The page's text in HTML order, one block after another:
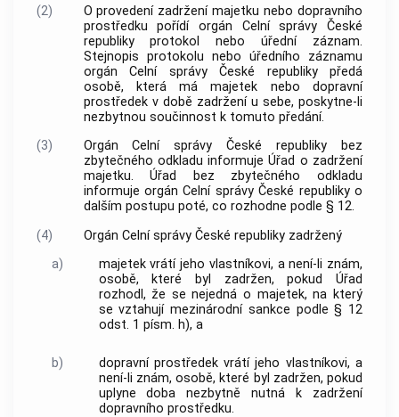
(2)
O provedení zadržení majetku nebo dopravního
prostředku pořídí orgán Celní správy České
republiky protokol nebo úřední záznam.
Stejnopis protokolu nebo úředního záznamu
orgán Celní správy České republiky předá
osobě, která má majetek nebo dopravní
prostředek v době zadržení u sebe, poskytne-li
nezbytnou součinnost k tomuto předání.
(3)
Orgán Celní správy České republiky bez
zbytečného odkladu informuje Úřad o zadržení
majetku. Úřad bez zbytečného odkladu
informuje orgán Celní správy České republiky o
dalším postupu poté, co rozhodne podle § 12.
(4)
Orgán Celní správy České republiky zadržený
a)
majetek vrátí jeho vlastníkovi, a není-li znám,
osobě, které byl zadržen, pokud Úřad
rozhodl, že se nejedná o majetek, na který
se vztahují mezinárodní sankce podle § 12
odst. 1 písm. h), a
b)
dopravní prostředek vrátí jeho vlastníkovi, a
není-li znám, osobě, které byl zadržen, pokud
uplyne doba nezbytně nutná k zadržení
dopravního prostředku.